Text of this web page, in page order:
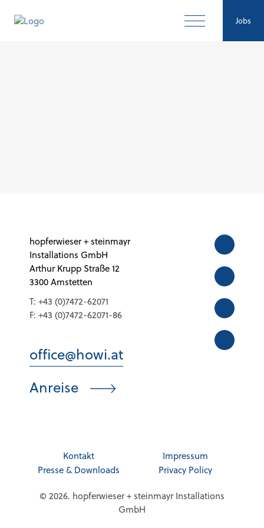
Jobs
hopferwieser + steinmayr
Installations GmbH
Arthur Krupp Straße 12
3300 Amstetten
T: +43 (0)7472-62071
F: +43 (0)7472-62071-86
office@howi.at
Anreise
Kontakt
Presse & Downloads
Impressum
Privacy Policy
© 2026. hopferwieser + steinmayr Installations
GmbH